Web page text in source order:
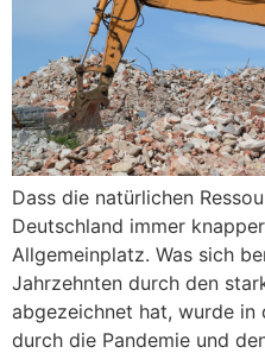
Dass die natürlichen
Deutschland immer
Allgemeinplatz. Was sich
Jahrzehnten durch den
abgezeichnet hat, wurde in
durch die Pandemie und